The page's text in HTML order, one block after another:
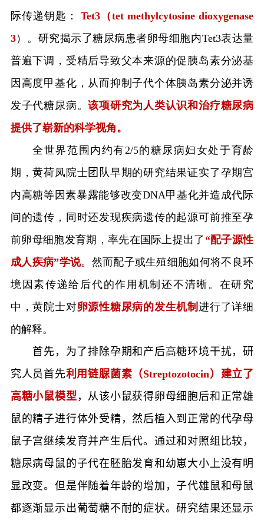
际传递钥匙：Tet3 （tet methylcytosine dioxygenase
3）。研究揭示了糖尿病患者卵母细胞内Tet3表达量
普遍下调，受精后导致父本来源的促胰岛素分泌基
因高度甲基化，从而抑制子代个体胰岛素分泌并诱
发子代糖尿病。该项研究为人类认识和治疗糖尿病
提供了崭新的科学视角。
全世界范围内约有2/5的糖尿病妇女处于育龄
期，黄荷凤院士团队早期的研究结果证实了孕期宫
内高糖等因素暴露能够改变DNA甲基化并造成代际
间的遗传，同时还发现疾病遗传的起源可前推至孕
前卵母细胞发育期，率先在国际上提出了 “配子源性
成人疾病”学说。然而配子或生殖细胞如何将不良环
境因素传递给后代的作用机制还不清晰。在研究
中，黄院士对卵源性糖尿病的发生机制进行了详细
的解释。
首先，为了排除孕期和产后高糖环境干扰，研
究人员首先利用链脲菌素（Streptozotocin）建立了
高糖小鼠模型 ，从该小鼠获得卵母细胞后和正常雄
鼠的精子进行体外受精，然后植入到正常的代孕母
鼠子宫继续发育并产生后代。通过和对照组比较，
糖尿病母鼠的子代在胚胎发育和幼崽大小上没有明
显改变。但是伴随着年龄的增加，子代雄鼠和母鼠
都逐渐显示出葡萄糖不耐的症状。研究结果还显示